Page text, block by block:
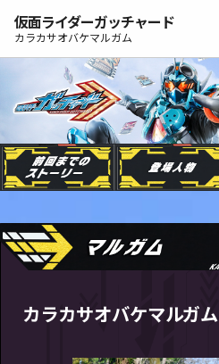
仮面ライダーガッチャード
カラカサオバケマルガム
カラカサオバケマルガム